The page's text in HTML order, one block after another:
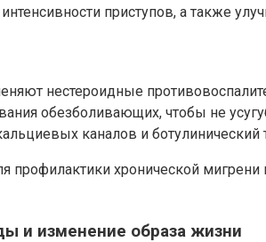
приступов, а также
нестероидные
обезболивающих, чтобы не
каналов и ботулинический
профилактики хронической мигрени
и изменение образа жизни